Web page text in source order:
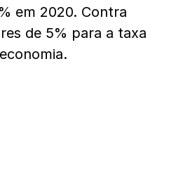
em 2020. Contra
de 5% para a taxa